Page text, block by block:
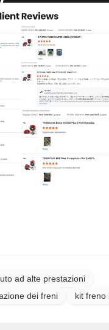
di materie
35.5*2.8cm
pollici)
G3500
tenore di
(carbonio
600°C
dinamico,
Fuoco di freno
ad alte prestazioni
dei freni
kit freno